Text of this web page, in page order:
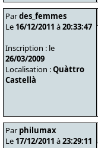
Pardes_femmes
Le 16/12/2011 à20:33:47
Inscription : le
26/03/2009
Localisation :Quàttro
Castellà
Par philumax
Le 17/12/2011 à23:29:11